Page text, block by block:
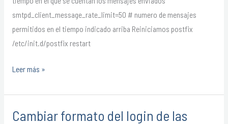
smtpd_client_message_rate_limit=50 # numero de mensajes
permitidos en el tiempo indicado arriba Reiniciamos postfix
/etc/init.d/postfix restart
Postfix
Leer más »
Cambiar formato del login de las
Cambiar